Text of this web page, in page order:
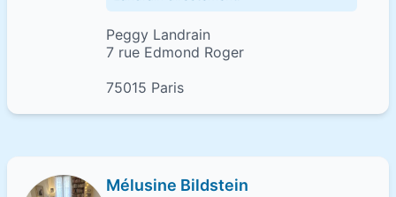
Peggy Landrain
7 rue Edmond Roger
75015 Paris
Mélusine Bildstein